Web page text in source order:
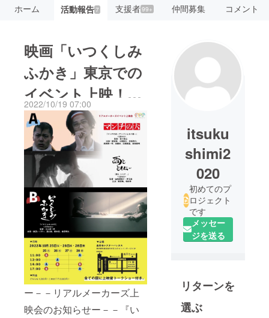
ホーム 活動報告7 支援者99+ 仲間募集 コメント
映画「いつくしみ
ふかき」東京での
イベント上映！10
月25日26日28日
2022/10/19 07:00
ー－－リアルメーカーズ上
映会のお知らせー－－『い
itsuku
shimi2
020
初めてのプ
ロジェクト
です
メッセー
ジを送る
リターンを
選ぶ